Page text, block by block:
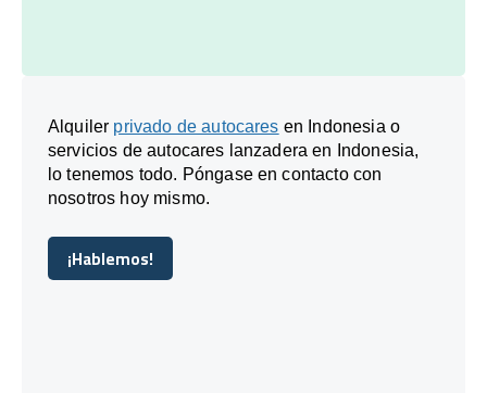
Alquiler privado de autocares en Indonesia o
servicios de autocares lanzadera en Indonesia,
lo tenemos todo. Póngase en contacto con
nosotros hoy mismo.
¡Hablemos!
¡Hablemos!